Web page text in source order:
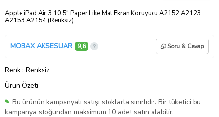
Apple iPad Air 3 10.5" Paper Like Mat Ekran Koruyucu A2152 A2123
A2153 A2154 (Renksiz)
MOBAX AKSESUAR 9,6 Soru & Cevap
Renk : Renksiz
Ürün Özeti
Bu ürünün kampanyalı satışı stoklarla sınırlıdır. Bir tüketici bu
kampanya stoğundan maksimum 10 adet satın alabilir.